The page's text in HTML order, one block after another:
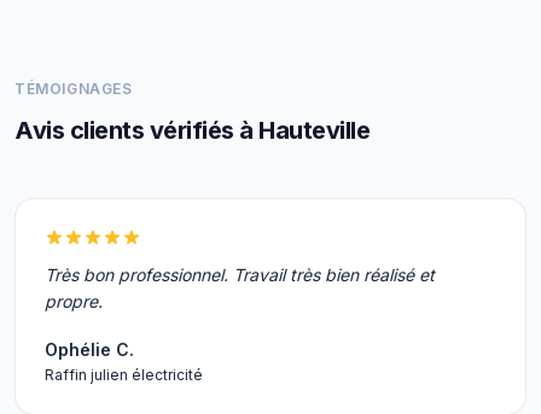
TÉMOIGNAGES
Avis clients vérifiés à Hauteville
Très bon professionnel. Travail très bien réalisé et
propre.
Ophélie C.
Raffin julien électricité